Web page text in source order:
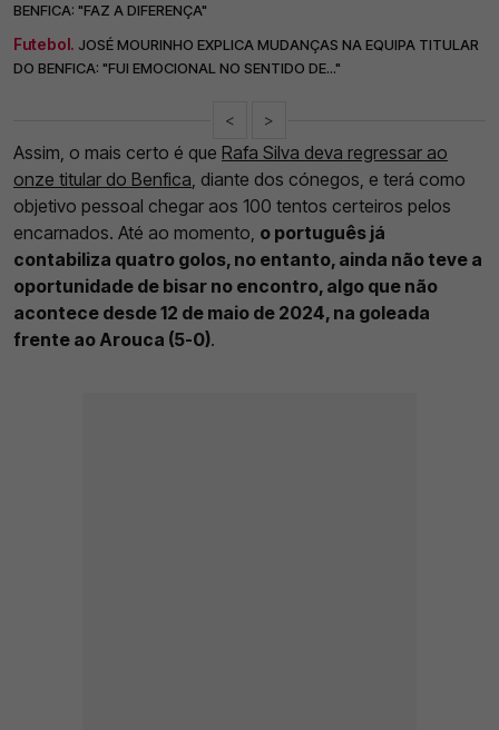
BENFICA: "FAZ A DIFERENÇA"
Futebol. JOSÉ MOURINHO EXPLICA MUDANÇAS NA EQUIPA TITULAR
DO BENFICA: "FUI EMOCIONAL NO SENTIDO DE..."
< >
Assim, o mais certo é que Rafa Silva deva regressar ao
onze titular do Benfica, diante dos cónegos, e terá como
objetivo pessoal chegar aos 100 tentos certeiros pelos
encarnados. Até ao momento, o português já
contabiliza quatro golos, no entanto, ainda não teve a
oportunidade de bisar no encontro, algo que não
acontece desde 12 de maio de 2024, na goleada
frente ao Arouca (5-0).